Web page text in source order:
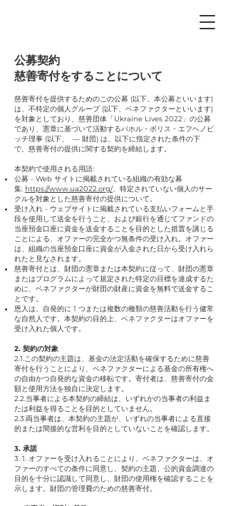
公募契約
慈善寄付をすることについて
慈善寄付を提供するためのこの公募 (以下、本公募といいます)
は、不特定の個人グループ (以下、ベネファクターといいます)
を対象としており、慈善団体「Ukraine Lives 2022」の公募
であり、憲章に基づいて活動するパホル・ボリス・エフヘノビ
ッチ理事 (以下、 — 財団) は、以下に指定された条件の下
で、慈善寄付の提供に関する契約を締結します。
本契約で使用される用語:
公募 - Web サイトに掲載されている組織の有効な募
集: https://www.ua2022.org/、特定されていない個人のサー
クルを対象とした慈善寄付の提供について。
受け入れ - ウェブサイトに掲載されている支払いフォームと手
段を使用して送金を行うこと、および銀行を通じてファンドの
当座預金口座に資金を送金することを目的とした措置を講じる
ことによる、オファーの完全かつ無条件の受け入れ。オファー
は、組織の当座預金口座に資金が入金された日から受け入れら
れたと見なされます。
慈善寄付とは、財団の憲章または本契約に従って、財団の憲章
またはプログラムによって規定された特定の目標を達成するた
めに、ベネファクターが財団の財産に資金を無料で送金するこ
とです。
恩人は、自発的に 1 つまたは複数の種類の慈善活動を行う健常
な自然人です。本契約の目的上、ベネファクターはオファーを
受け入れた個人です。
2. 契約の対象
2.1.この契約の主題は、基金の法定活動を確保するために慈善
寄付を行うことにより、ベネファクターによる基金の所有権へ
の自由かつ自発的な資金の移転です。寄付者は、慈善寄付の金
額と使用方法を独自に決定します。
2.2.当事者による本契約の締結は、いずれかの当事者の利益ま
たは利益を得ることを目的としていません。
2.3.両当事者は、本契約の主題が、いずれの当事者による直接
的または間接的な営利を目的としていないことを確認します。
3. 承諾
3. 1. オファーを受け入れることにより、ベネファクターは、オ
ファーのすべての条件に同意し、契約の主題、公的資金調達の
目的を十分に認識して同意し、財団の使用権を確認することを
示します。財団の管理費のための慈善寄付。